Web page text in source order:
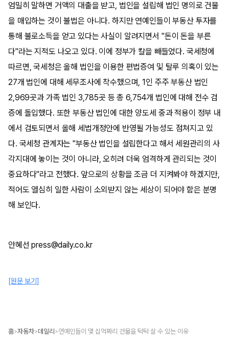
엄밀히 말하면 거액의 대출을 받고, 법인을 설립해 법인 명의로 건물
을 매입하는 것이 불법은 아니다. 하지만 연예인들이 부동산 투자를
통해 불로소득을 얻고 있다는 사실이 알려지면서 "돈이 돈을 부른
다"라는 지적도 나오고 있다. 이에 정부가 칼을 빼들었다. 국세청에
따르면, 국세청은 올해 법인을 이용한 편법증여 및 탈루 의혹이 있는
27개 법인에 대해 세무조사에 착수했으며, 1인 주주 부동산 법인
2,969곳과 가족 법인 3,785곳 등 총 6,754개 법인에 대해 전수 검
증에 돌입했다. 또한 부동산 법인에 대한 양도세 중과 적용이 정부 내
에서 검토되면서 올해 세법개정안에 반영될 가능성도 점쳐지고 있
다. 국세청 관계자는 "부동산 법인을 설립한다고 해서 세원관리의 사
각지대에 놓이는 것이 아니라, 오히려 더욱 엄격하게 관리되는 것이
중요하다"라고 전했다. 앞으로의 상황을 조금 더 지켜봐야 하겠지만,
적어도 열심히 일한 사람이 소외받지 않는 세상이 되어야 함은 분명
해 보인다.
안혜선 press@daily.co.kr
[원문 보기]
홈>자동차>데일리 >연예인들이 몇 십억짜리 건물을 턱턱 살 수 있는 이유